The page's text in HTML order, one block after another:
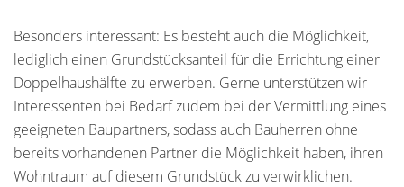
Besonders interessant: Es besteht auch die Möglichkeit,
lediglich einen Grundstücksanteil für die Errichtung einer
Doppelhaushälfte zu erwerben. Gerne unterstützen wir
Interessenten bei Bedarf zudem bei der Vermittlung eines
geeigneten Baupartners, sodass auch Bauherren ohne
bereits vorhandenen Partner die Möglichkeit haben, ihren
Wohntraum auf diesem Grundstück zu verwirklichen.